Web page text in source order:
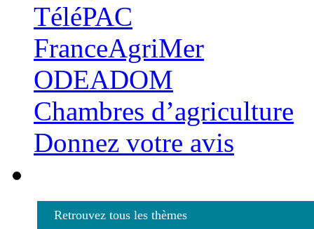
TéléPAC
FranceAgriMer
ODEADOM
Chambres d’agriculture
Donnez votre avis
Retrouvez tous les thèmes